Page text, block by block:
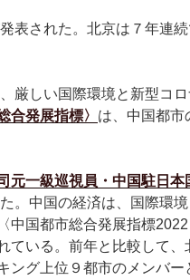
表された。北京は７年連
厳しい国際環境と新型コ
合発展指標〉 は、中国都市
元一級巡視員・中国駐日
。中国の経済は、国際環
国都市総合発展指標2022
ている。前年と比較して
グ上位９都市のメンバー